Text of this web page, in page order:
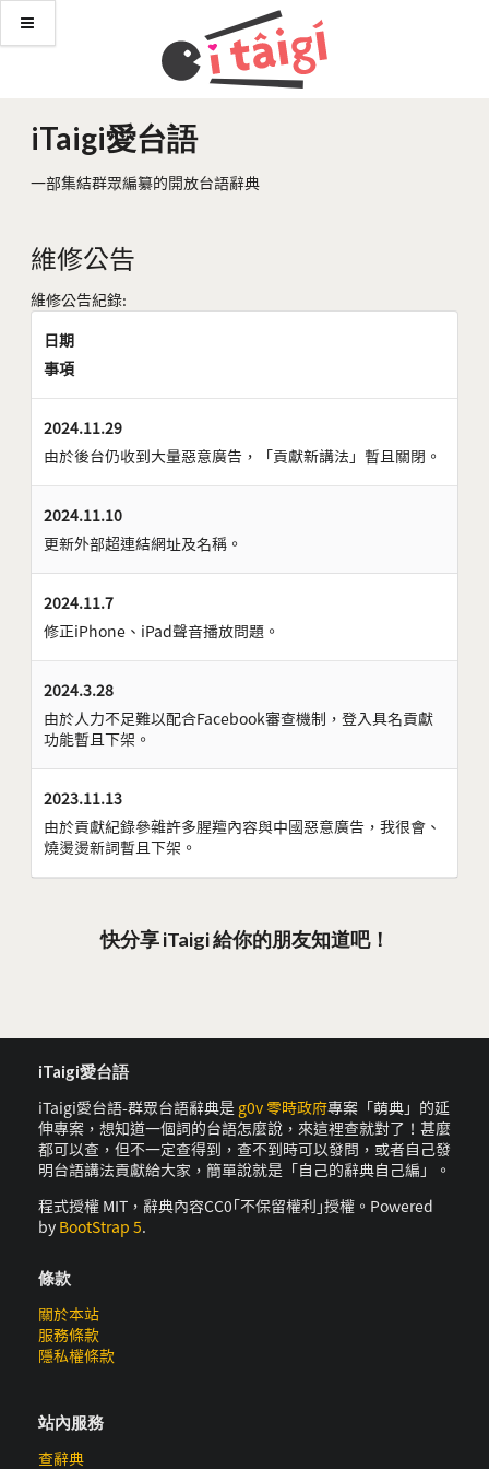
iTaigi愛台語
一部集結群眾編纂的開放台語辭典
維修公告
維修公告紀錄:
日期
事項
2024.11.29
由於後台仍收到大量惡意廣告，「貢獻新講法」暫且關閉。
2024.11.10
更新外部超連結網址及名稱。
2024.11.7
修正iPhone、iPad聲音播放問題。
2024.3.28
由於人力不足難以配合Facebook審查機制，登入具名貢獻
功能暫且下架。
2023.11.13
由於貢獻紀錄參雜許多腥羶內容與中國惡意廣告，我很會、
燒燙燙新詞暫且下架。
快分享 iTaigi 給你的朋友知道吧！
iTaigi愛台語
iTaigi愛台語-群眾台語辭典是 g0v 零時政府專案「萌典」的延
伸專案，想知道一個詞的台語怎麼說，來這裡查就對了！甚麼
都可以查，但不一定查得到，查不到時可以發問，或者自己發
明台語講法貢獻給大家，簡單說就是「自己的辭典自己編」。
程式授權 MIT，辭典內容CC0｢不保留權利｣授權。Powered
by BootStrap 5.
條款
關於本站
服務條款
隱私權條款
站內服務
查辭典